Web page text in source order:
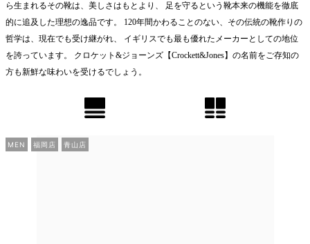
ら生まれるその靴は、美しさはもとより、 足を守るという靴本来の機能を徹底
的に追及した理想の逸品です。 120年間かわることのない、その伝統の靴作りの
哲学は、現在でも受け継がれ、 イギリスでも最も優れたメーカーとしての地位
を誇っています。 クロケット&ジョーンズ【Crockett&Jones】の名前をご存知の
方も新鮮な味わいを受けるでしょう。
MEN 福岡店 青山店